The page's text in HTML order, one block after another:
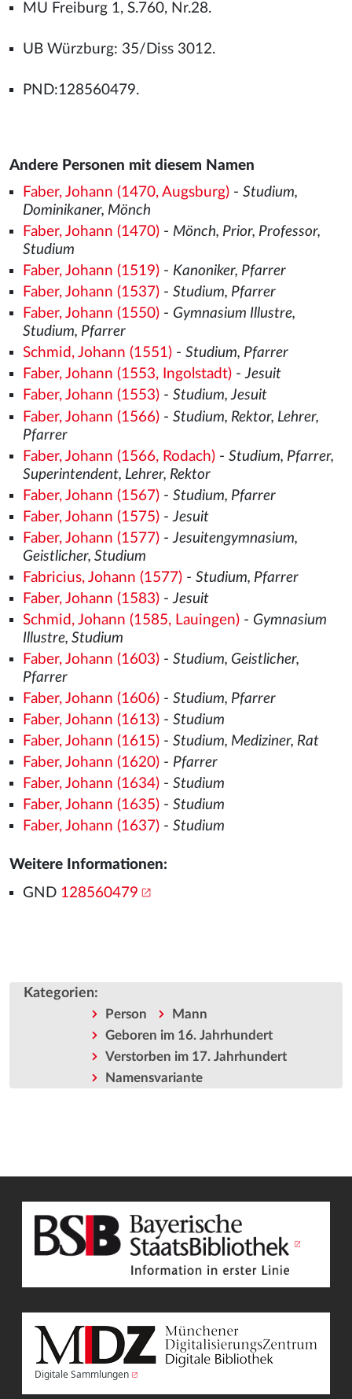
MU Freiburg 1, S.760, Nr.28.
UB Würzburg: 35/Diss 3012.
PND:128560479.
Andere Personen mit diesem Namen
Faber, Johann (1470, Augsburg)- Studium,
Dominikaner, Mönch
Faber, Johann (1470)- Mönch, Prior, Professor,
Studium
Faber, Johann (1519)- Kanoniker, Pfarrer
Faber, Johann (1537)- Studium, Pfarrer
Faber, Johann (1550)- Gymnasium Illustre,
Studium, Pfarrer
Schmid, Johann (1551)- Studium, Pfarrer
Faber, Johann (1553, Ingolstadt)-Jesuit
Faber, Johann (1553)- Studium, Jesuit
Faber, Johann (1566)- Studium, Rektor, Lehrer,
Pfarrer
Faber, Johann (1566, Rodach)- Studium, Pfarrer,
Superintendent, Lehrer, Rektor
Faber, Johann (1567)- Studium, Pfarrer
Faber, Johann (1575)- Jesuit
Faber, Johann (1577)- Jesuitengymnasium,
Geistlicher, Studium
Fabricius, Johann (1577)- Studium, Pfarrer
Faber, Johann (1583)-Jesuit
Schmid, Johann (1585, Lauingen)- Gymnasium
Illustre, Studium
Faber, Johann (1603)- Studium, Geistlicher,
Pfarrer
Faber, Johann (1606)- Studium, Pfarrer
Faber, Johann (1613)- Studium
Faber, Johann (1615)- Studium, Mediziner, Rat
Faber, Johann (1620)- Pfarrer
Faber, Johann (1634)- Studium
Faber, Johann (1635)- Studium
Faber, Johann (1637)- Studium
Weitere Informationen:
GND 128560479
Kategorien:
Person
Mann
Geboren im 16. Jahrhundert
Verstorben im 17. Jahrhundert
Namensvariante
Digitale Sammlungen